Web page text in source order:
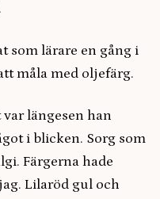
som lärare en gång i
måla med oljefärg.
längesen han
i blicken. Sorg som
Färgerna hade
Lilaröd gul och